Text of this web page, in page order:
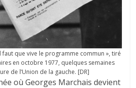
faut que vive le programme commun », tiré
en octobre 1977, quelques semaines
de l’Union de la gauche. [DR]
où Georges Marchais devient